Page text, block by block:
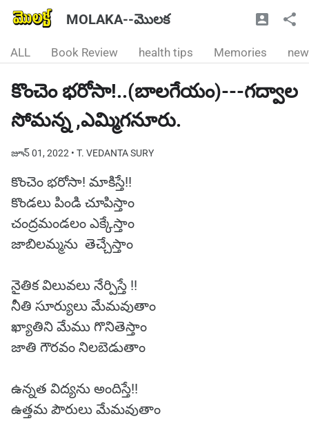
MOLAKA--మొలక
ALL Book Review health tips Memories new
కొంచెం భరోసా!..(బాలగేయం)---గద్వాల
సోమన్న ,ఎమ్మిగనూరు.
జూన్ 01, 2022 • T. VEDANTA SURY
కొంచెం భరోసా! మాకిస్తే!!
కొండలు పిండి చూపిస్తాం
చంద్రమండలం ఎక్కేస్తాం
జాబిలమ్మను తెచ్చేస్తాం
నైతిక విలువలు నేర్పిస్తే !!
నీతి సూర్యులు మేమవుతాం
ఖ్యాతిని మేము గొనితెస్తాం
జాతి గౌరవం నిలబెడుతాం
ఉన్నత విద్యను అందిస్తే!!
ఉత్తమ పౌరులు మేమవుతాం